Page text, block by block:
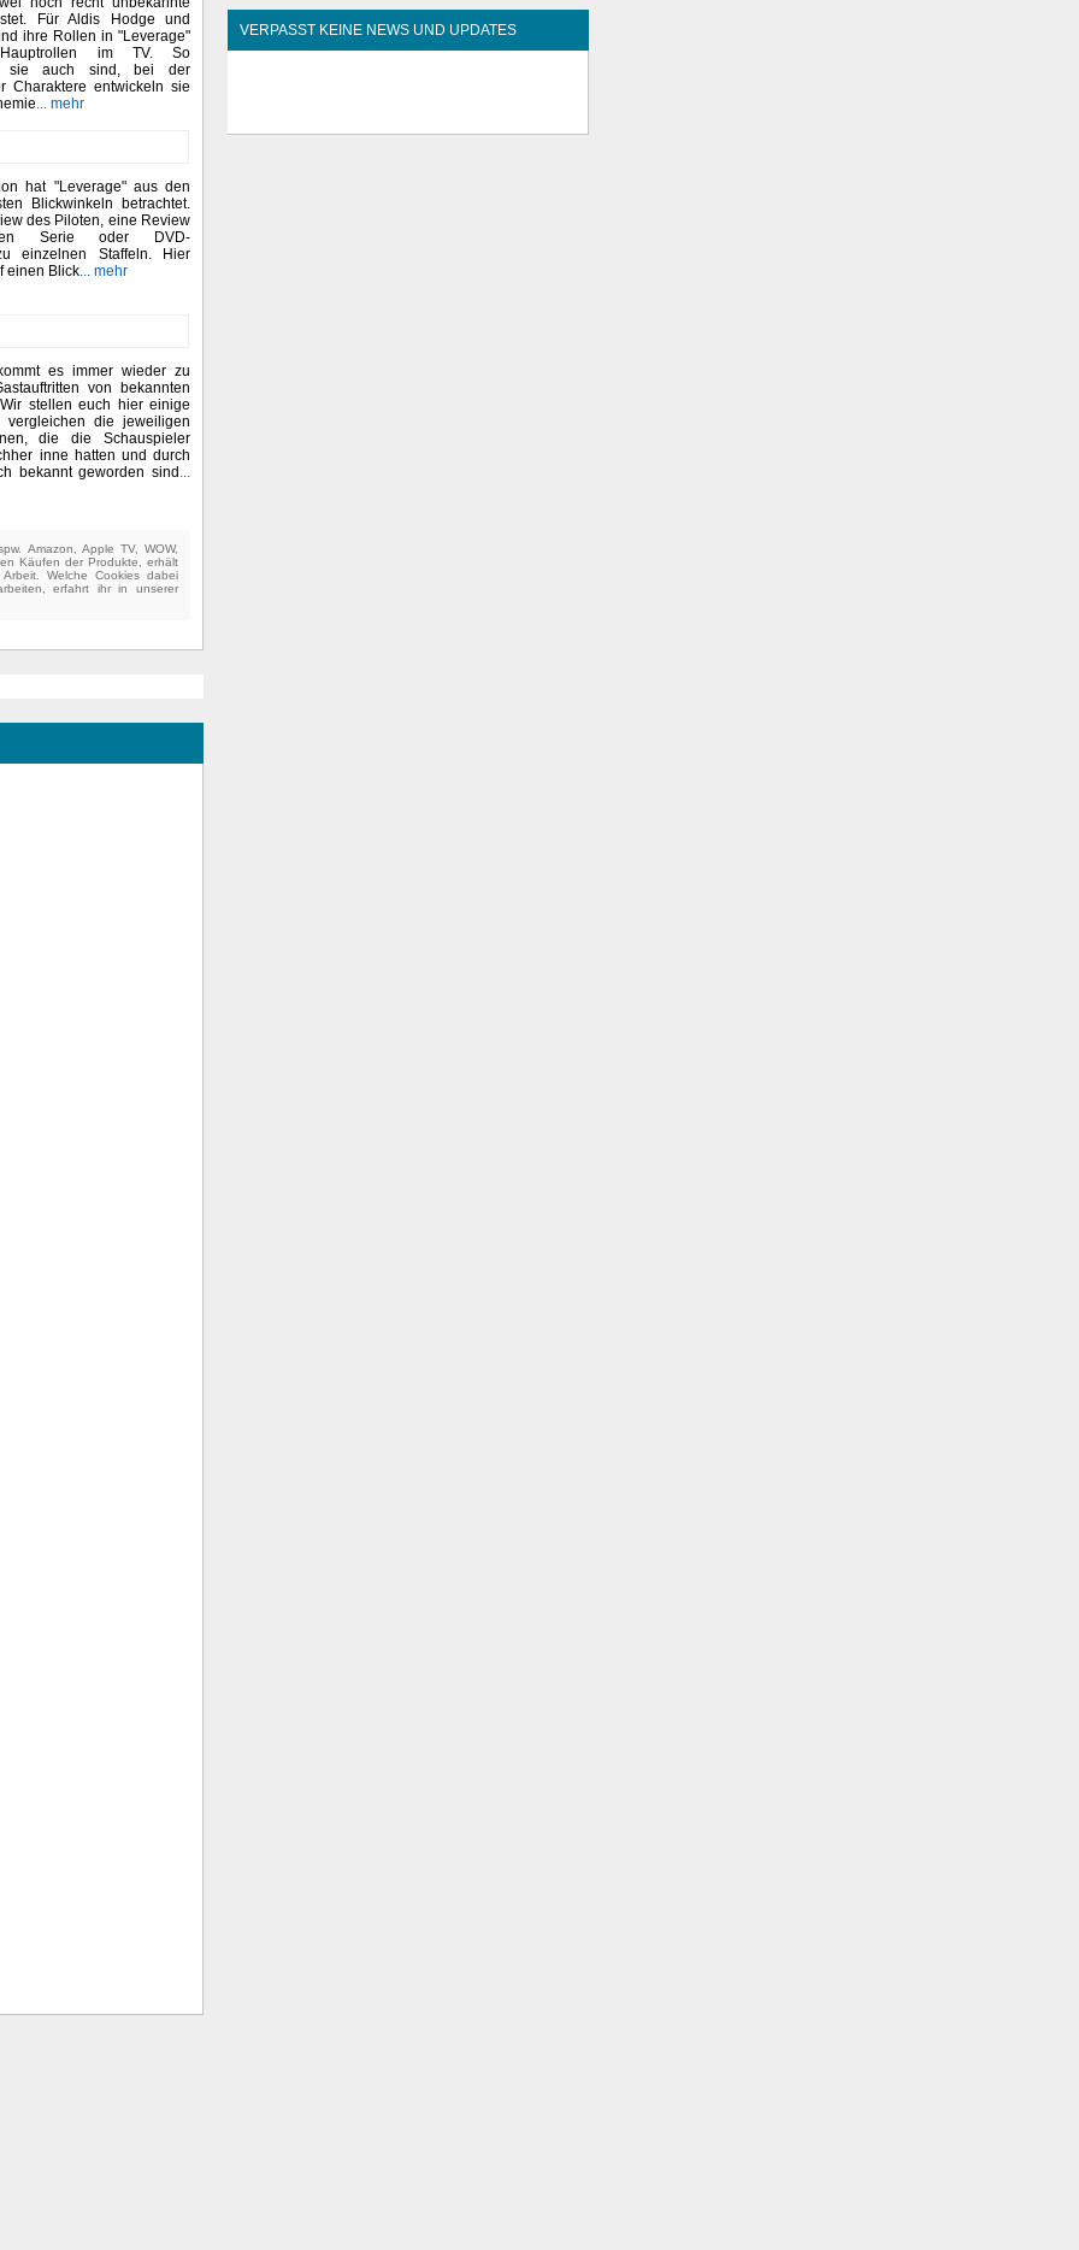
Für Aldis Hodge und
ihre Rollen in "Leverage"
im TV. So
sie auch sind, bei der
Charaktere entwickeln sie
... mehr
hat "Leverage" aus den
Blickwinkeln betrachtet.
des Piloten, eine Review
Serie oder DVD-
einzelnen Staffeln. Hier
einen Blick... mehr
es immer wieder zu
von bekannten
stellen euch hier einige
die jeweiligen
die die Schauspieler
inne hatten und durch
bekannt geworden sind ...
Amazon, Apple TV, WOW,
Käufen der Produkte, erhält
Welche Cookies dabei
erfahrt ihr in unserer
VERPASST KEINE NEWS UND UPDATES